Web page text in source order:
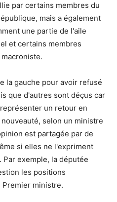
par certains membres du
mais a également
une partie de l'aile
et certains membres
la gauche pour avoir refusé
que d'autres sont déçus car
un retour en
selon un ministre
est partagée par de
si elles ne l'expriment
exemple, la députée
les positions
ministre.